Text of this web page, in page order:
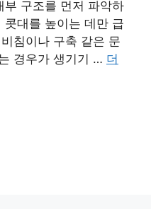
부 구조를 먼저 파악하
대를 높이는 데만 급
침이나 구축 같은 문
경우가 생기기 … 더